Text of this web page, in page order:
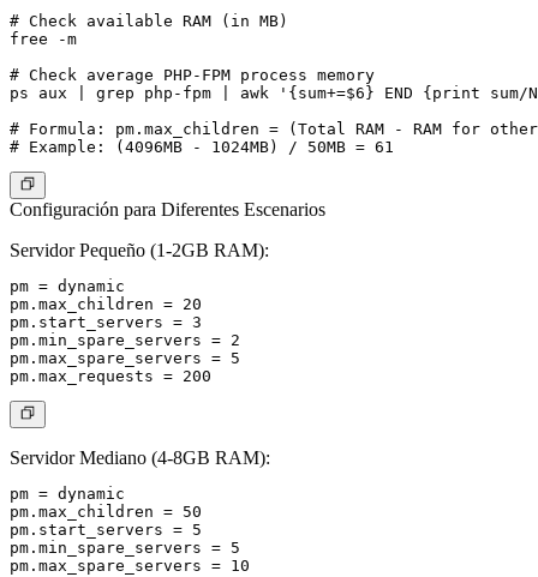
# Check available RAM (in MB)
free -m
# Check average PHP-FPM process memory
ps aux | grep php-fpm | awk '{sum+=$6} END {print sum/
# Formula: pm.max_children = (Total RAM - RAM for
Configuración para Diferentes Escenarios
Servidor Pequeño (1-2GB RAM):
pm = dynamic
pm.max_children = 20
pm.start_servers = 3
pm.min_spare_servers = 2
pm.max_spare_servers = 5
Servidor Mediano (4-8GB RAM):
pm = dynamic
pm.max_children = 50
pm.start_servers = 5
pm.min_spare_servers = 5
pm.max_spare_servers = 10